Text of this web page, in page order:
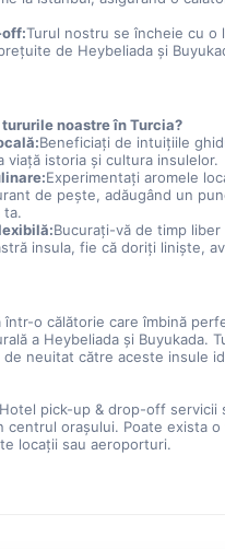
Turul nostru se încheie cu o
de Heybeliada și
tururile noastre în Turcia?
Beneficiaţi de intuiţiile
viaţă istoria şi cultura insulelor.
Experimentați aromele
de pește, adăugând un
ta.
Bucuraţi-vă de timp
insula, fie că doriţi linişte,
într-o călătorie care îmbină
a Heybeliada şi Buyukada.
neuitat către aceste insule
Hotel pick-up & drop-off servicii
centrul oraşului. Poate exista
locaţii sau aeroporturi.